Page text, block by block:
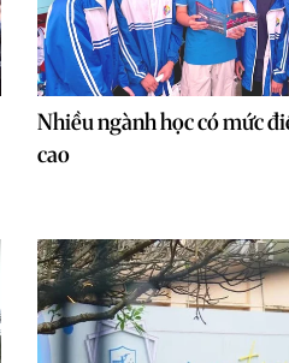
Nhiều ngành học có mức
cao